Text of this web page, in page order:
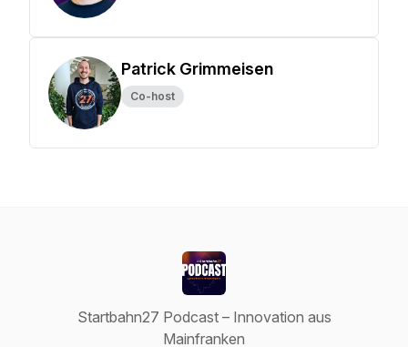
Patrick Grimmeisen
Co-host
Startbahn27 Podcast – Innovation aus
Mainfranken